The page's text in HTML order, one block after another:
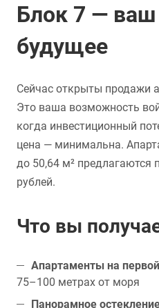
Блок 7 — ваш
будущее
Сейчас открыты продажи
Это ваша возможность
когда инвестиционный
цена — минимальна.
до 50,64 м² предлагаются
рублей.
Что вы
Апартаменты на
75–100 метрах от моря
Панорамное